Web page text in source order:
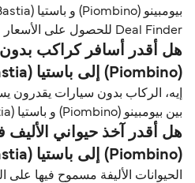
Deal Finder للحصول على الأسعار مباشرة.
هل أقدر أسافر كراكب بدون
(Piombino) إلى باستيا (Bastia)؟
بين بيومبينو (Piombino) و باستيا (Bastia).
هل أقدر آخذ حيواني الأليف
(Piombino) إلى باستيا (Bastia)؟
الحيوانات الأليفة مسموح فيها على